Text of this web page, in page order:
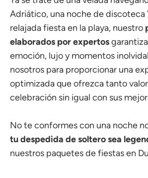
Adriático, una noche de discoteca
relajada fiesta en la playa, nuestro
elaborados por expertos
emoción, lujo y momentos
nosotros para proporcionar una
optimizada que ofrezca tanto
celebración sin igual con sus
No te conformes con una noche
tu despedida de soltero sea
nuestros paquetes de fiestas en